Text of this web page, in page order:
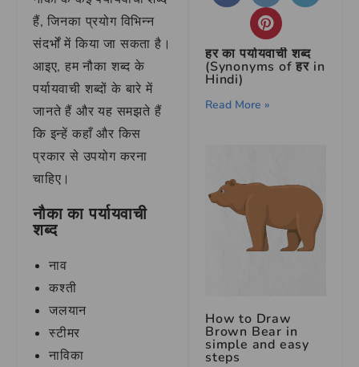
हैं, जिनका प्रयोग विभिन्न
संदर्भों में किया जा सकता है।
आइए, हम नौका शब्द के
पर्यायवाची शब्दों के बारे में
जानते हैं और यह समझते हैं
कि इन्हें कहाँ और किस
प्रकार से उपयोग करना
चाहिए।
नौका का पर्यायवाची
शब्द
नाव
कश्ती
जलयान
स्टीमर
नाविका
हर का पर्यायवाची शब्द
(Synonyms of हर in
Hindi)
Read More »
How to Draw
Brown Bear in
simple and easy
steps